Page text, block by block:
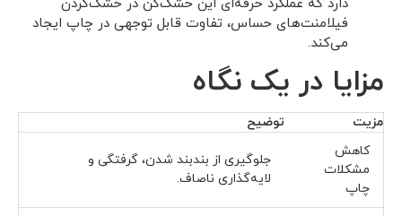
فیلامنت‌های حساس، تفاوت قابل توجهی در چاپ ایجاد
می‌کند.
مزایا در یک نگاه
مزیت
توضیح
کاهش
مشکلات
چاپ
جلوگیری از بندبند شدن، گرفتگی و
لایه‌گذاری ناصاف.